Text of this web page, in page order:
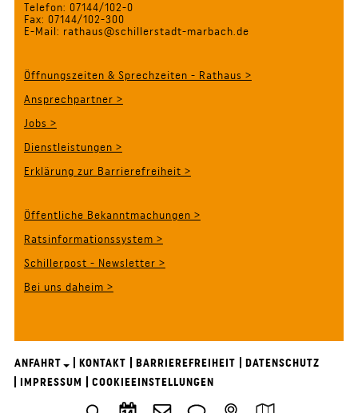
Telefon: 07144/102-0
Fax: 07144/102-300
E-Mail: rathaus@schillerstadt-marbach.de
Öffnungszeiten & Sprechzeiten - Rathaus >
Ansprechpartner >
Jobs >
Dienstleistungen >
Erklärung zur Barrierefreiheit >
Öffentliche Bekanntmachungen >
Ratsinformationssystem >
Schillerpost - Newsletter >
Bei uns daheim >
ANFAHRT KONTAKT BARRIEREFREIHEIT
DATENSCHUTZ
IMPRESSUM
COOKIEEINSTELLUNGEN